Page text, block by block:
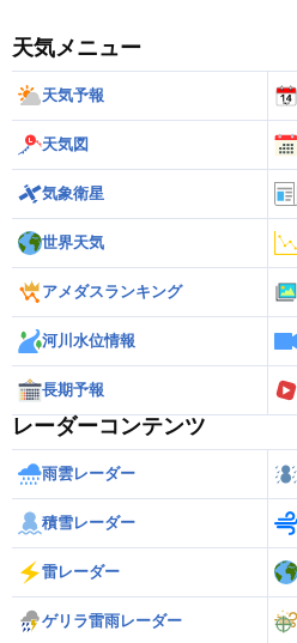
天気メニュー
天気予報
天気図
気象衛星
世界天気
アメダスランキング
河川水位情報
長期予報
レーダーコンテンツ
雨雲レーダー
積雪レーダー
雷レーダー
ゲリラ雷雨レーダー